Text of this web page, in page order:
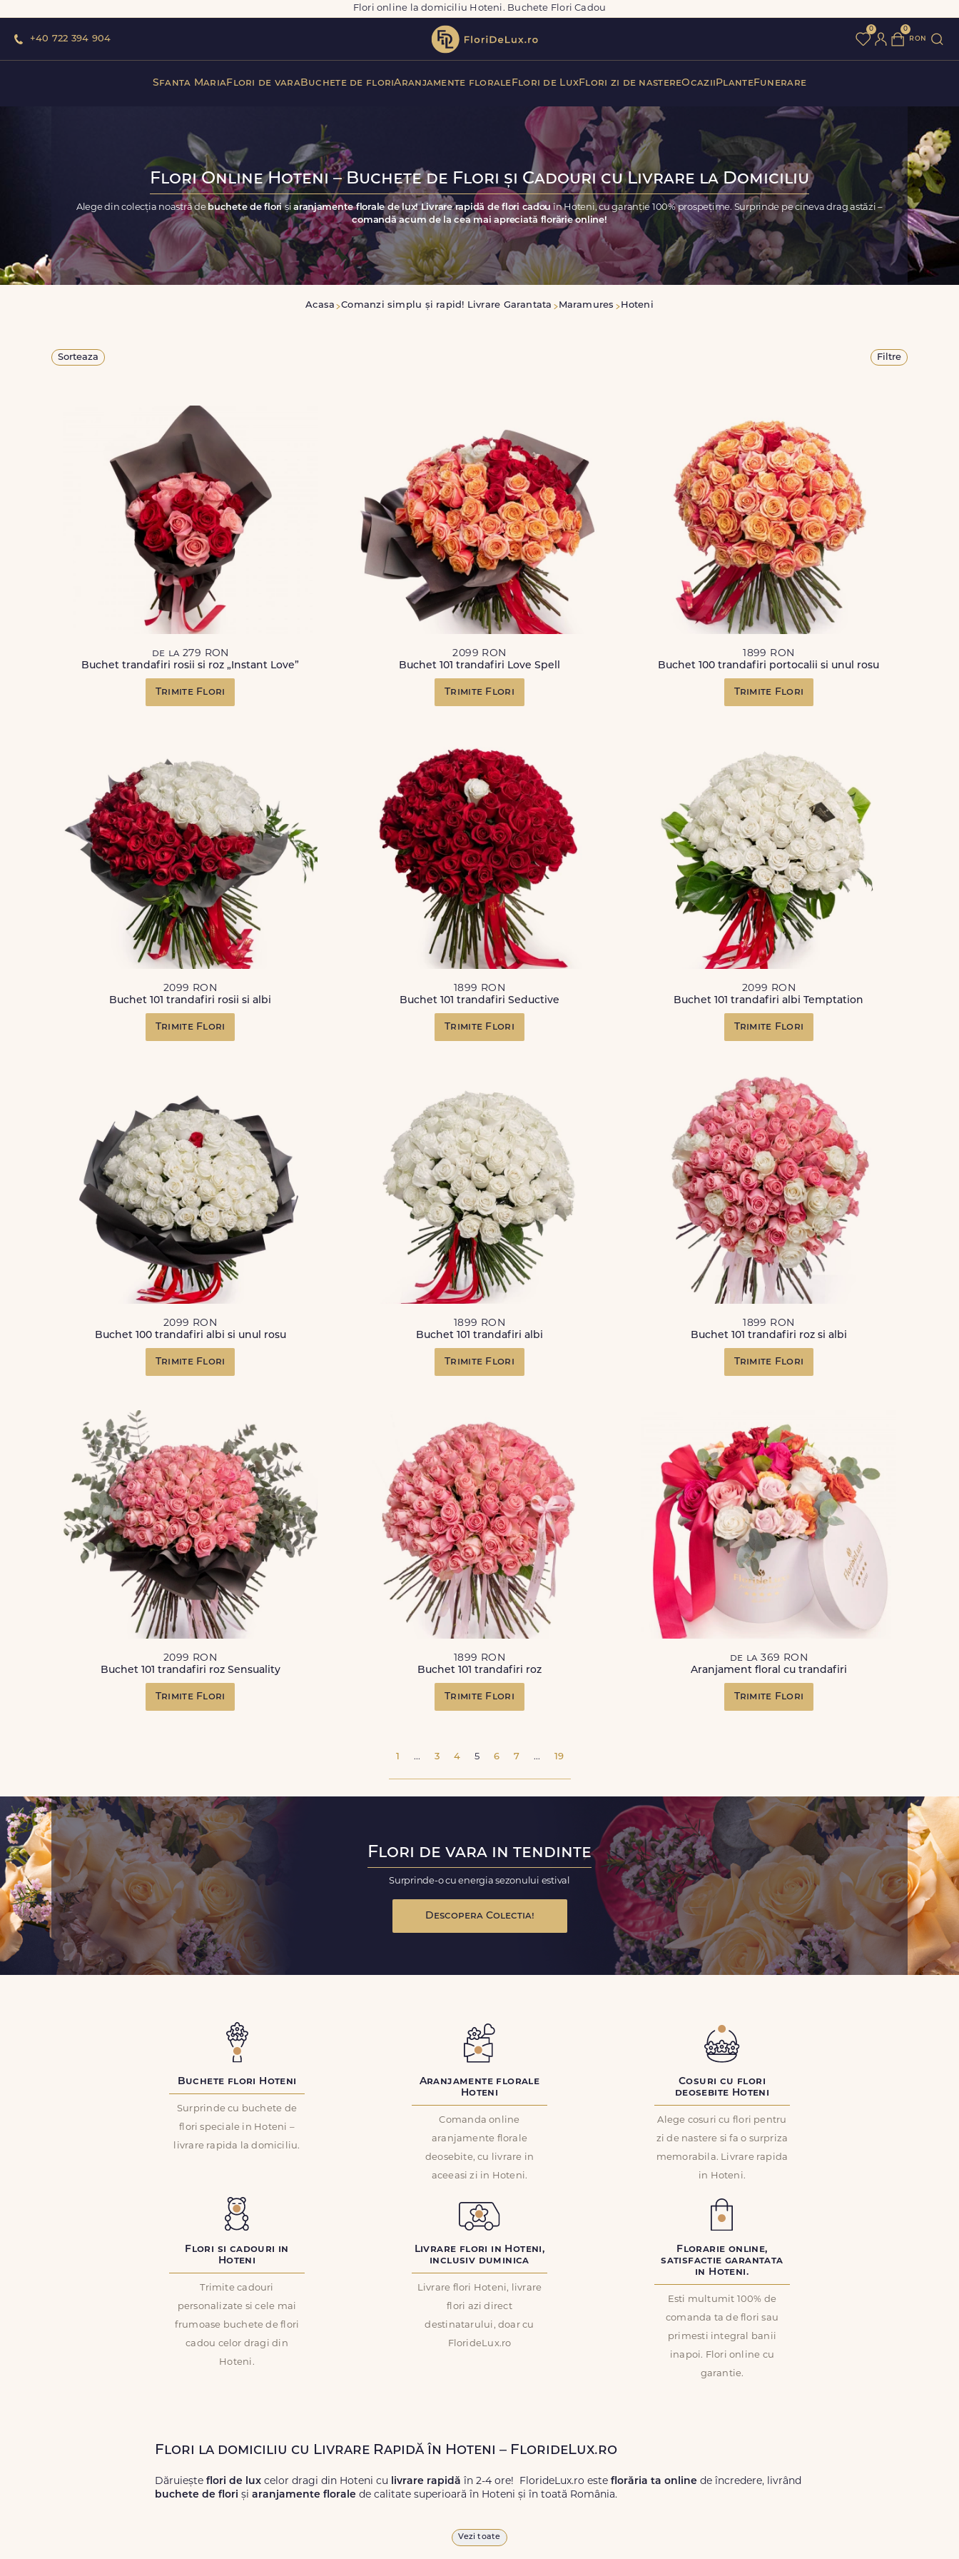
Flori online la domiciliu Hoteni. Buchete Flori Cadou
+40 722 394 904
0 0
ron
Sfanta MariaFlori de varaBuchete de floriAranjamente florale Flori de LuxFlori zi de nastereOcazii PlanteFunerare
Flori Online Hoteni – Buchete de Flori și Cadouri cu Livrare la Domiciliu
Alege din colecția noastră de buchete de florișiaranjamente florale de lux! Livrare rapidă de flori cadou în Hoteni, cu garanție 100% prospețime. Surprinde pe cineva drag astăzi –
comandă acum de la cea mai apreciată florărie online!
Acasa Comanzi simplu și rapid! Livrare Garantata Maramures Hoteni
Sorteaza Filtre
de la 279 RON
Buchet trandafiri rosii si roz „Instant Love”
Trimite Flori
2099 RON
Buchet 101 trandafiri Love Spell
Trimite Flori
1899 RON
Buchet 100 trandafiri portocalii si unul rosu
Trimite Flori
2099 RON
Buchet 101 trandafiri rosii si albi
Trimite Flori
1899 RON
Buchet 101 trandafiri Seductive
Trimite Flori
2099 RON
Buchet 101 trandafiri albi Temptation
Trimite Flori
2099 RON
Buchet 100 trandafiri albi si unul rosu
Trimite Flori
1899 RON
Buchet 101 trandafiri albi
Trimite Flori
1899 RON
Buchet 101 trandafiri roz si albi
Trimite Flori
2099 RON
Buchet 101 trandafiri roz Sensuality
Trimite Flori
1899 RON
Buchet 101 trandafiri roz
Trimite Flori
de la 369 RON
Aranjament floral cu trandafiri
Trimite Flori
1 ... 3 4 5 6 7 ... 19
Flori de vara in tendinte
Surprinde-o cu energia sezonului estival
Descopera Colectia!
Buchete flori Hoteni
Surprinde cu buchete de
flori speciale in Hoteni –
livrare rapida la domiciliu.
Aranjamente florale
Hoteni
Comanda online
aranjamente florale
deosebite, cu livrare in
aceeasi zi in Hoteni.
Cosuri cu flori
deosebite Hoteni
Alege cosuri cu flori pentru
zi de nastere si fa o surpriza
memorabila. Livrare rapida
in Hoteni.
Flori si cadouri in
Hoteni
Trimite cadouri
personalizate si cele mai
frumoase buchete de flori
cadou celor dragi din
Hoteni.
Livrare flori in Hoteni,
inclusiv duminica
Livrare flori Hoteni, livrare
flori azi direct
destinatarului, doar cu
FlorideLux.ro
Florarie online,
satisfactie garantata
in Hoteni.
Esti multumit 100% de
comanda ta de flori sau
primesti integral banii
inapoi. Flori online cu
garantie.
Flori la domiciliu cu Livrare Rapidă în Hoteni – FlorideLux.ro
Dăruiește flori de lux celor dragi din Hoteni cu livrare rapidă în 2-4 ore! FlorideLux.ro este florăria ta online de încredere, livrând
buchete de flori și aranjamente florale de calitate superioară în Hoteni și în toată România.
Vezi toate